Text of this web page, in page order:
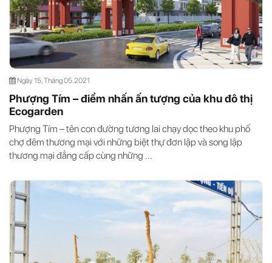
Ngày 15, Tháng 05.2021
Phượng Tím – điểm nhấn ấn tượng của khu đô thị
Ecogarden
Phượng Tím – tên con đường tương lai chạy dọc theo khu phố
chợ đêm thương mại với những biệt thự đơn lập và song lập
thương mại đẳng cấp cùng những ...